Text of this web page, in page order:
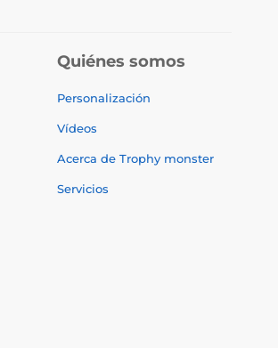
Quiénes somos
Personalización
Vídeos
Acerca de Trophy monster
Servicios